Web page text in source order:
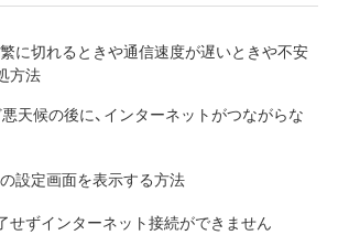
に切れるときや通信速度が遅いときや不安
方法
天候の後に、インターネットがつながらな
設定画面を表示する方法
せずインターネット接続ができません